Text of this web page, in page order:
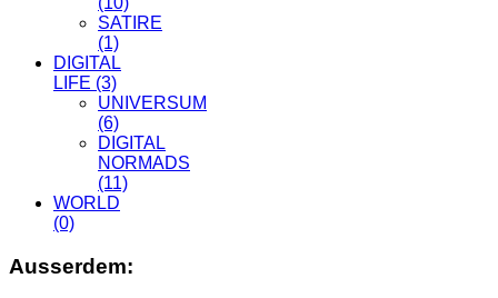
SATIRE
(1)
DIGITAL
LIFE (3)
UNIVERSUM
(6)
DIGITAL
NORMADS
(11)
WORLD
(0)
Ausserdem: